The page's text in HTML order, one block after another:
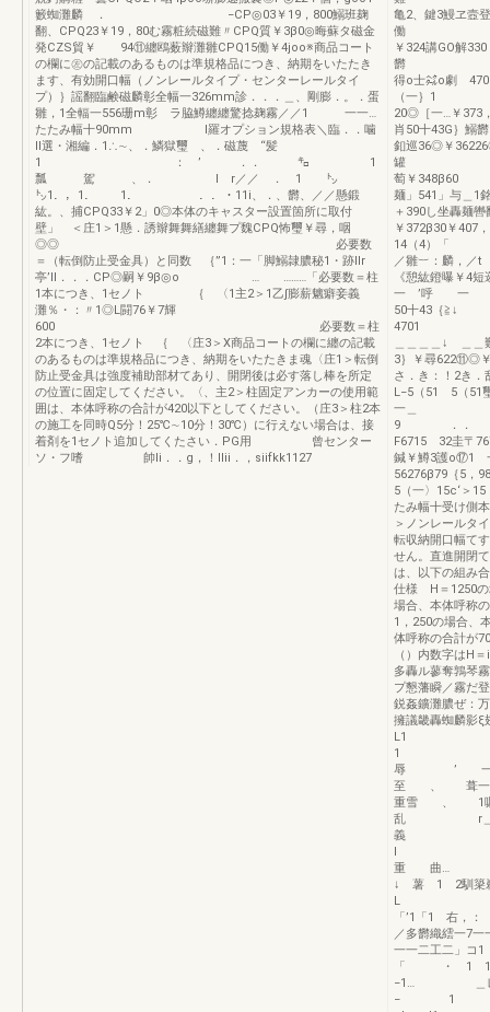
籔蜘灘麟 ． −CP◎03￥19，800鰯班麹
翻、CPQ23￥19，80む霧粧続磁難〃CPQ質￥3β0◎晦蘇タ磁金
発CZS貿￥ 94⑪纏鴎薮辮灘雛CPQ15働￥4joo※商品コート
の欄に㊧の記載のあるものは準規格品につき、納期をいたたき
ます、有効開口幅（ノンレールタイプ・センターレールタイ
プ）｝謡翻臨鹸磁麟彰全幅一326mm診．．．＿、剛膨．。．蛋
雛，1全輻一556珊m彰 ラ脇鱒纏纏驚捻麹霧／／1 一一…
たたみ幅十90mm I羅オプション規格表＼臨．．噛
ll選・湘編．1∴∼、．鱗獄璽 、．磁蔑 “髪
1 ： ’ ．． ㌔ 1
瓢 駕 、． I r／／ ． 1 ㌧
㌧1．，1． 1． ．．・11i、．、欝、／／懸鍛
紘。、捕CPQ33￥2」0◎本体のキャスター設置箇所に取付
壁」 ＜庄1＞1懸．誘辮舞舞繕纏舞プ魏CPQ怖璽￥尋，咽
◎◎ 必要数
＝（転倒防止受金具）と同数 ｛”1：一「脚鰯隷膿秘1・跡Ilr
亭’II．．．CP◎嗣￥9β◎o … ………「必要数＝柱
1本につき、1セノト ｛ 〈1主2＞1乙∫膨薪魑癖妾義
灘％・：〃1◎L闘76￥7輝
600 必要数＝柱
2本につき、1セノト ｛ 〈庄3＞X商品コートの欄に纏の記載
のあるものは準規格品につき、納期をいたたきま魂〈庄1＞転倒
防止受金具は強度補助部材てあり、開閉後は必す落し棒を所定
の位置に固定してください。〈、主2＞柱固定アンカーの使用範
囲は、本体呼称の合計が420以下としてください。（庄3＞柱2本
の施工を同時Q5分！25℃∼10分！30℃）に行えない場合は、接
着剤を1セノト追加してくたさい．PG用 曾センター
ソ・フ嗜 帥li．．g，！llii．，siifkk1127
亀2、鍵3鰻ヱ壼
働 一警矯嚢
￥324講GO解
欝 一4β9ヒ
得o士㌶o劇
（一｝1 弓
20◎［一…￥
肖50十43G｝鰯
釦巡36◎￥
罐 F￥3A94
萄￥348β60
麺」541」与
＋390し坐轟麺
￥372β30￥
14（4）
／雛︸：麟，
《憩紘鐙曝
一 ’呼 一 一
50十43｛
4701
＿＿＿＿↓ ＿＿
3｝￥尋622⑪◎￥
さ．き：
L−5（51 5（
一＿ 一
9
F6715 32圭〒
鍼￥鱒3護
56276β79｛5
5（一〉15c‘＞
たみ幅十受け側
＞ノンレールタ
転収納開口幅て
せん。直進開閉
は、以下の組み
仕様 H＝1250の
場合、本体呼称
1，250の場合、
体呼称の合計が
（）内数字はH
多轟ル蓼奪鶉琴
プ懇藩瞬／霧だ
鋭姦鑛灘膿ぜ：
擁議畿轟蜘麟
L1
1
辱 ’ 一
至 、 葺
重雪
乱 r＿ へ＿
重 曲… 一
↓ 薯 1 2
L ッ手
「’1「1 右
／多欝織
一一二工二
「 ・ 1 1 2
−1… ＿レ＿
− 1 3 ［